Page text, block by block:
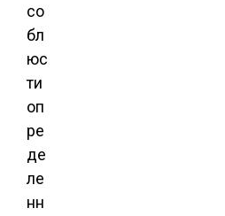
со
бл
юс
ти
оп
ре
де
ле
нн